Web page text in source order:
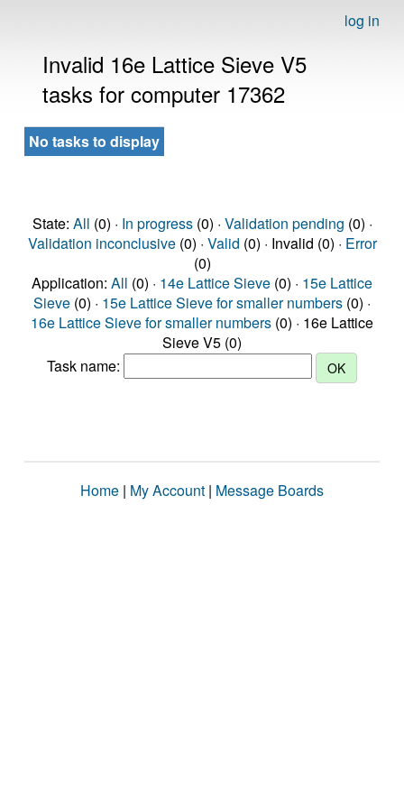
log in
Invalid 16e Lattice Sieve V5
tasks for computer 17362
No tasks to display
State: All (0) · In progress(0) · Validation pending (0) ·
Validation inconclusive(0) · Valid (0) · Invalid (0) · Error
(0)
Application: All (0) · 14e Lattice Sieve (0) · 15e Lattice
Sieve (0) · 15e Lattice Sieve for smaller numbers (0) ·
16e Lattice Sieve for smaller numbers (0) · 16e Lattice
Sieve V5 (0)
Task name:
Home | My Account | Message Boards